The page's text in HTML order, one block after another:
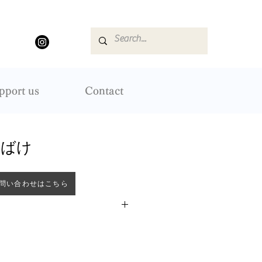
us Contact
け
い合わせはこちら